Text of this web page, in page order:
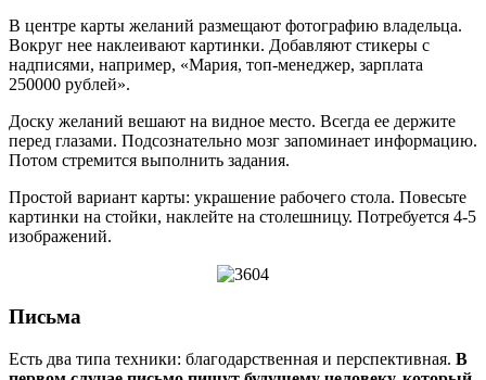
В центре карты желаний размещают фотографию владельца.
Вокруг нее наклеивают картинки. Добавляют стикеры с
надписями, например, «Мария, топ-менеджер, зарплата
250000 рублей».
Доску желаний вешают на видное место. Всегда ее держите
перед глазами. Подсознательно мозг запоминает информацию.
Потом стремится выполнить задания.
Простой вариант карты: украшение рабочего стола. Повесьте
картинки на стойки, наклейте на столешницу. Потребуется 4-5
изображений.
Письма
Есть два типа техники: благодарственная и перспективная. В